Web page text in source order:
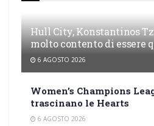
Hull City, Konstantinos
molto contento di essere
6 AGOSTO 2026
Women’s Champions
trascinano le Hearts
6 AGOSTO 2026